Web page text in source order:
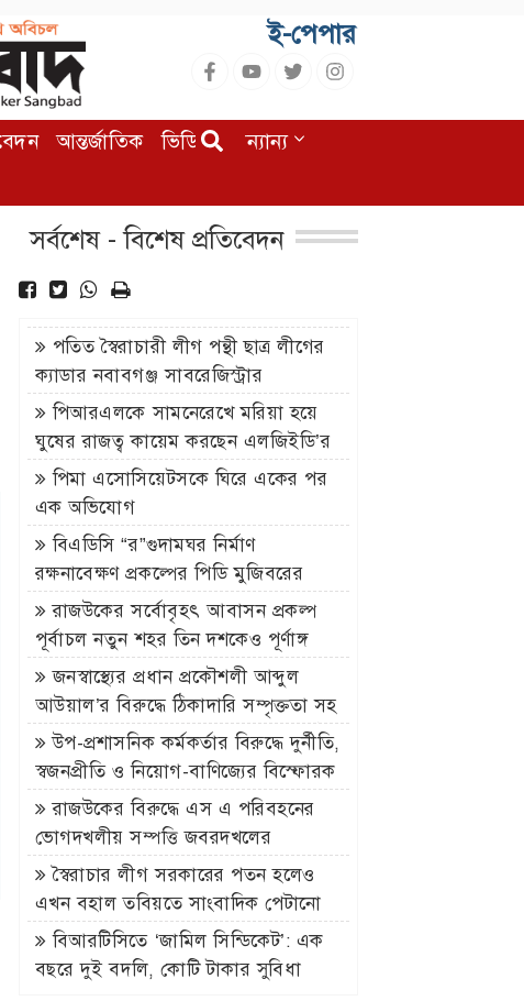
ই-পেপার
আন্তর্জাতিক ভিডিও
অন্যান্য
সর্বশেষ - বিশেষ প্রতিবেদন
পতিত স্বৈরাচারী লীগ পন্থী ছাত্র লীগের
ক্যাডার নবাবগঞ্জ সাবরেজিস্ট্রার
নাজমুলের নেতৃত্বে চলছে ঘুষের রাজত্ব
পিআরএলকে সামনেরেখে মরিয়া হয়ে
ঘুষের রাজত্ব কায়েম করছেন এলজিইডি’র
প্রধান প্রকৌশলী বেলাল
পিমা এসোসিয়েটসকে ঘিরে একের পর
এক অভিযোগ
বিএডিসি “র”গুদামঘর নির্মাণ
রক্ষনাবেক্ষণ প্রকল্পের পিডি মুজিবরের
নেতৃত্বে চলছে হরিলুট
রাজউকের সর্বোবৃহৎ আবাসন প্রকল্প
পূর্বাচল নতুন শহর তিন দশকেও পূর্ণাঙ্গ
নগরীর রূপ পায়নি
জনস্বাস্থ্যের প্রধান প্রকৌশলী আব্দুল
আউয়াল’র বিরুদ্ধে ঠিকাদারি সম্পৃক্ততা সহ
নানান অনিয়মের অভিযোগ ॥ দেখার কেউ
নেই
উপ-প্রশাসনিক কর্মকর্তার বিরুদ্ধে দুর্নীতি,
স্বজনপ্রীতি ও নিয়োগ-বাণিজ্যের বিস্ফোরক
অভিযোগ
রাজউকের বিরুদ্ধে এস এ পরিবহনের
ভোগদখলীয় সম্পত্তি জবরদখলের
অভিযোগ
স্বৈরাচার লীগ সরকারের পতন হলেও
এখন বহাল তবিয়তে সাংবাদিক পেটানো
ছাত্রলীগ নেতা নবাবগঞ্জ সাবরেজিস্ট্রার
নাজমুল
বিআরটিসিতে ‘জামিল সিন্ডিকেট’: এক
বছরে দুই বদলি, কোটি টাকার সুবিধা